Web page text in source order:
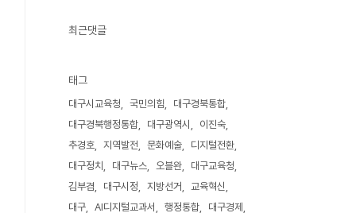
최근댓글
태그
대구시교육청 국민의힘
대구경북통합
대구경북행정통합
대구광역시
이진숙
추경호
지역발전 문화예술
디지털전환
대구정치
대구뉴스 오블완
대구교육청
김부겸
대구시정 지방선거
교육혁신
대구
AI디지털교과서 행정통합
대구경제